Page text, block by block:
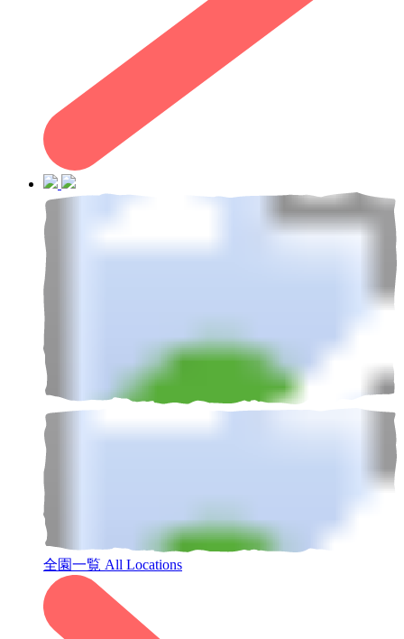
全園一覧 All Locations